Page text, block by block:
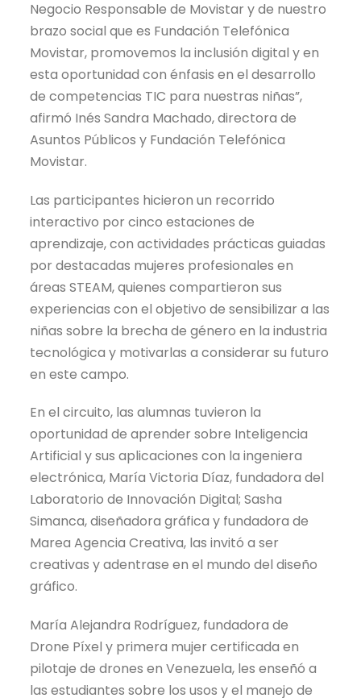
Negocio Responsable de Movistar y de nuestro
brazo social que es Fundación Telefónica
Movistar, promovemos la inclusión digital y en
esta oportunidad con énfasis en el desarrollo
de competencias TIC para nuestras niñas”,
afirmó Inés Sandra Machado, directora de
Asuntos Públicos y Fundación Telefónica
Movistar.
Las participantes hicieron un recorrido
interactivo por cinco estaciones de
aprendizaje, con actividades prácticas guiadas
por destacadas mujeres profesionales en
áreas STEAM, quienes compartieron sus
experiencias con el objetivo de sensibilizar a las
niñas sobre la brecha de género en la industria
tecnológica y motivarlas a considerar su futuro
en este campo.
En el circuito, las alumnas tuvieron la
oportunidad de aprender sobre Inteligencia
Artificial y sus aplicaciones con la ingeniera
electrónica, María Victoria Díaz, fundadora del
Laboratorio de Innovación Digital; Sasha
Simanca, diseñadora gráfica y fundadora de
Marea Agencia Creativa, las invitó a ser
creativas y adentrase en el mundo del diseño
gráfico.
María Alejandra Rodríguez, fundadora de
Drone Píxel y primera mujer certificada en
pilotaje de drones en Venezuela, les enseñó a
las estudiantes sobre los usos y el manejo de